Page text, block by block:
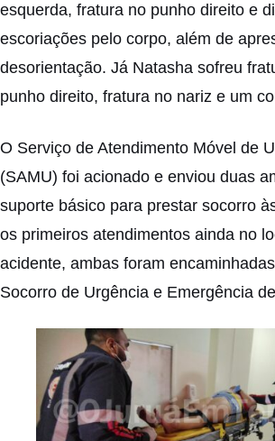
esquerda, fratura no punho direito e
escoriações pelo corpo, além de
desorientação. Já Natasha sofreu
punho direito, fratura no nariz e um
O Serviço de Atendimento Móvel de
(SAMU) foi acionado e enviou duas
suporte básico para prestar socorro
os primeiros atendimentos ainda no
acidente, ambas foram
Socorro de Urgência e Emergência